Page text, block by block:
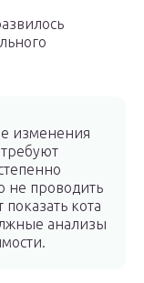
изменения
не проводить
кота
анализы